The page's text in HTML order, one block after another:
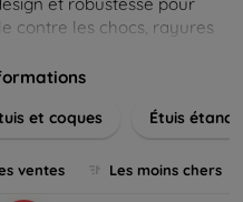
contre les chocs, rayures
aux designs
le cuir, le silicone, et
tout en assurant la
et coques Étuis
ventes Les moins chers